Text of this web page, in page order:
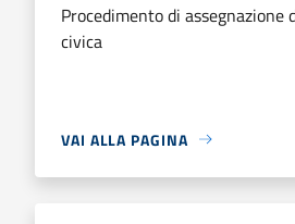
Procedimento di assegnazione
civica
VAI ALLA PAGINA